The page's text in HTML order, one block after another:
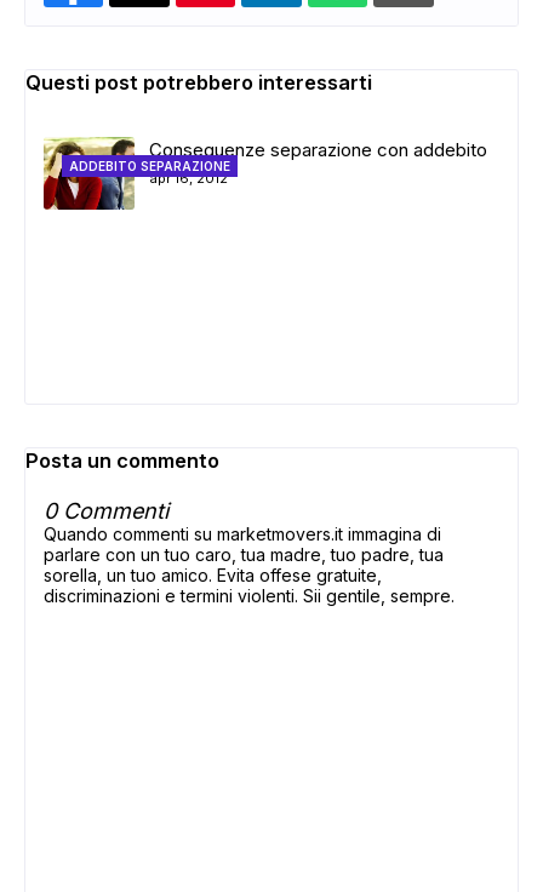
Questi post potrebbero interessarti
ADDEBITO SEPARAZIONE
Conseguenze separazione con addebito
apr 16, 2012
Posta un commento
0 Commenti
Quando commenti su marketmovers.it immagina di
parlare con un tuo caro, tua madre, tuo padre, tua
sorella, un tuo amico. Evita offese gratuite,
discriminazioni e termini violenti. Sii gentile, sempre.